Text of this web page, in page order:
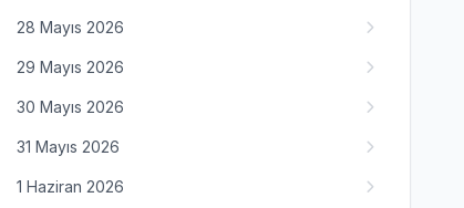
28 Mayıs 2026
29 Mayıs 2026
30 Mayıs 2026
31 Mayıs 2026
1 Haziran 2026